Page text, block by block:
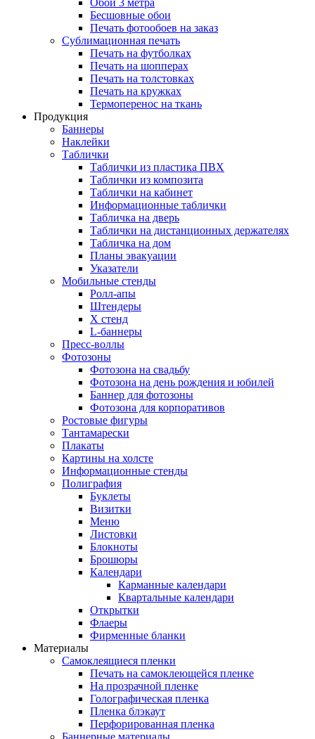
Обои 3 метра
Бесшовные обои
Печать фотообоев на заказ
Сублимационная печать
Печать на футболках
Печать на шопперах
Печать на толстовках
Печать на кружках
Термоперенос на ткань
Продукция
Баннеры
Наклейки
Таблички
Таблички из пластика ПВХ
Таблички из композита
Таблички на кабинет
Информационные таблички
Табличка на дверь
Таблички на дистанционных держателях
Табличка на дом
Планы эвакуации
Указатели
Мобильные стенды
Ролл-апы
Штендеры
Х стенд
L-баннеры
Пресс-воллы
Фотозоны
Фотозона на свадьбу
Фотозона на день рождения и юбилей
Баннер для фотозоны
Фотозона для корпоративов
Ростовые фигуры
Тантамарески
Плакаты
Картины на холсте
Информационные стенды
Полиграфия
Буклеты
Визитки
Меню
Листовки
Блокноты
Брошюры
Календари
Карманные календари
Квартальные календари
Открытки
Флаеры
Фирменные бланки
Материалы
Самоклеящиеся пленки
Печать на самоклеющейся пленке
На прозрачной пленке
Голографическая пленка
Пленка блэкаут
Перфорированная пленка
Баннерные материалы